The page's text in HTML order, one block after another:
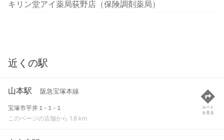
キリン堂アイ薬局荻野店（保険調剤薬局）
近くの駅
山本駅 阪急宝塚本線
宝塚市平井１-１-１
このページの店舗から 1.8 km
ルート
を見る